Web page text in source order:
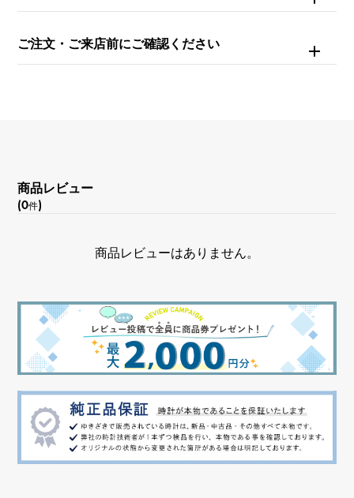
ご注文・ご来店前にご確認ください
商品レビュー
(0件)
商品レビューはありません。